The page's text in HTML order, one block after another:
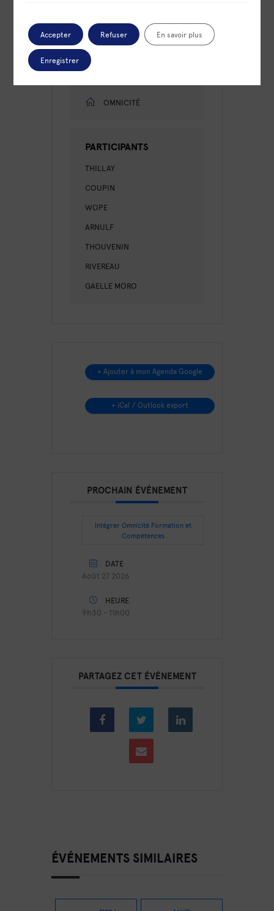
Une saison en RSE
OMNICITÉ
PARTICIPANTS
THILLAY
COUPIN
WOPE
ARNULF
THOUVENIN
RIVEREAU
GAELLE MORO
+ Ajouter à mon Agenda Google
+ iCal / Outlook export
PROCHAIN ÉVÉNEMENT
Intégrer Omnicité Formation et
Compétences
DATE
Août 27 2026
HEURE
9h30 - 11h00
PARTAGEZ CET ÉVÉNEMENT
ÉVÉNEMENTS SIMILAIRES
Accepter Refuser En savoir plus
Enregistrer